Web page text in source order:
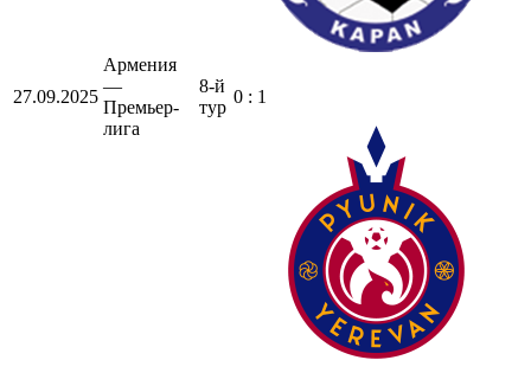
27.09.2025
Армения
—
Премьер-
лига
8-й
тур
0 : 1